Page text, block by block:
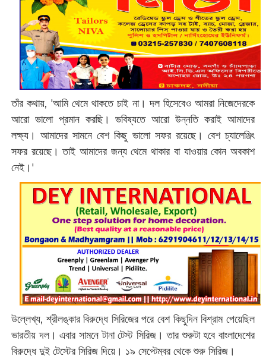
তাঁর কথায়, 'আমি থেমে থাকতে চাই না। দল হিসেবেও আমরা নিজেদেরকে
আরো ভালো প্রমান করছি। ভবিষ্যতে আরো উন্নতি করাই আমাদের
লক্ষ্য। আমাদের সামনে বেশ কিছু ভালো সফর রয়েছে। বেশ‌ চ্যালেঞ্জিং
সফর রয়েছে। তাই আমাদের জন্য থেমে থাকার বা যাওয়ার কোন অবকাশ
নেই।'‌
উল্লেখ্য, শ্রীলঙ্কার বিরুদ্ধে সিরিজের পরে বেশ কিছুদিন বিশ্রাম পেয়েছিল
ভারতীয় দল। এবার সামনে টানা টেস্ট সিরিজ। তার শুরুটা হবে বাংলাদেশের
বিরুদ্ধে দুই টেস্টের সিরিজ দিয়ে। ১৯ সেপ্টেম্বর থেকে শুরু সিরিজ।